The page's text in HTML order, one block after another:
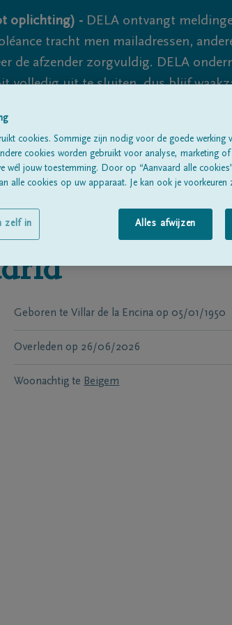
oplichting) - DELA ontvangt
tracht men mailadressen,
de afzender zorgvuldig. DELA
volledig uit te sluiten, dus blijf
Alle rouwberichten
Geboren te Villar de la Encina op 05/01/1950
Overleden op 26/06/2026
Woonachtig te Beigem
cookies. Sommige zijn nodig voor de goede werking
cookies worden gebruikt voor analyse, marketing of
wél jouw toestemming. Door op “Aanvaard alle
alle cookies op uw apparaat. Je kan ook je voorkeuren
Alles afwijzen
zelf in